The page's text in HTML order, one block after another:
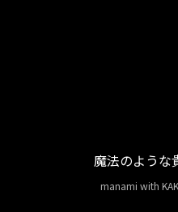
魔法のような
manami with